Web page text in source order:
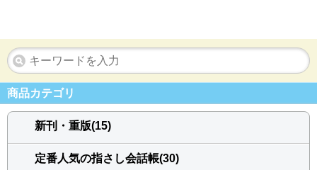
商品カテゴリ
新刊・重版(15)
定番人気の指さし会話帳(30)